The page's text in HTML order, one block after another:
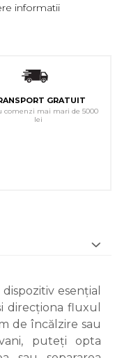
informatii
GRATUIT
comenzi mai mari de 5000
lei
esențial
fluxul
de încălzire sau
puteți opta